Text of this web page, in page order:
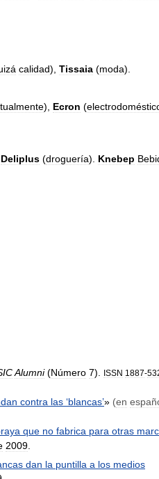
calidad), Tissaia (moda).
), Ecron (
Deliplus (droguería). Knebep
Alumni(Número 7). ISSN 1887-
contra las ‘blancas’» (en
que no fabrica para otras
2009
dan la puntilla a los medios